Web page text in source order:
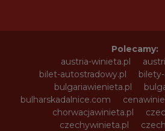
Polecamy:
austria-winieta.pl
bilet-autostradowy.pl
bulgariawienieta.pl
bulharskadalnice.com
chorwacjawinieta.pl
czechywinieta.pl